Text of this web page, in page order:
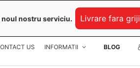
noul nostru serviciu. Livrare fara griji
US INFORMATII BLOG